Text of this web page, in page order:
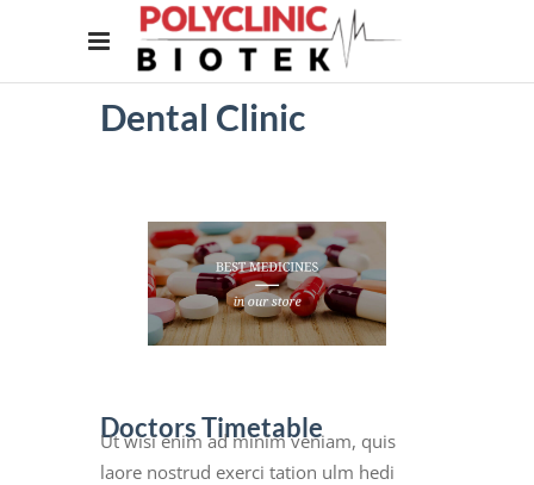
Dental Clinic
Doctors Timetable
Ut wisi enim ad minim veniam, quis
laore nostrud exerci tation ulm hedi